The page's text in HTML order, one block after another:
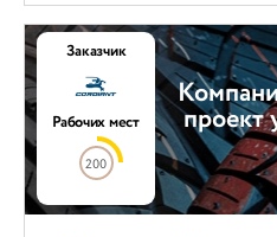
проект
Заказчик
Рабочих мест
200